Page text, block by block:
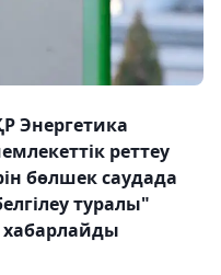
Энергетика
реттеу
бөлшек саудада
туралы"
хабарлайды